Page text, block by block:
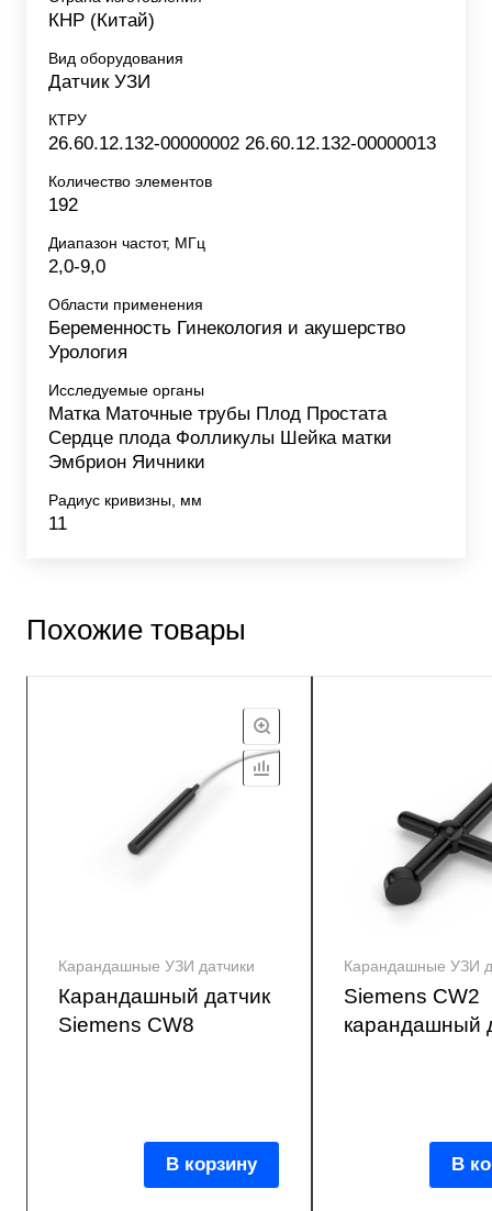
КНР (Китай)
Вид оборудования
Датчик УЗИ
КТРУ
26.60.12.132-00000002 26.60.12.132-00000013
Количество элементов
192
Диапазон частот, МГц
2,0-9,0
Области применения
Беременность Гинекология и акушерство
Урология
Исследуемые органы
Матка Маточные трубы Плод Простата
Сердце плода Фолликулы Шейка матки
Эмбрион Яичники
Радиус кривизны, мм
11
Похожие товары
Карандашные УЗИ датчики
Карандашный датчик
Siemens CW8
В корзину
Карандашные УЗИ
Siemens CW2
карандашный
В